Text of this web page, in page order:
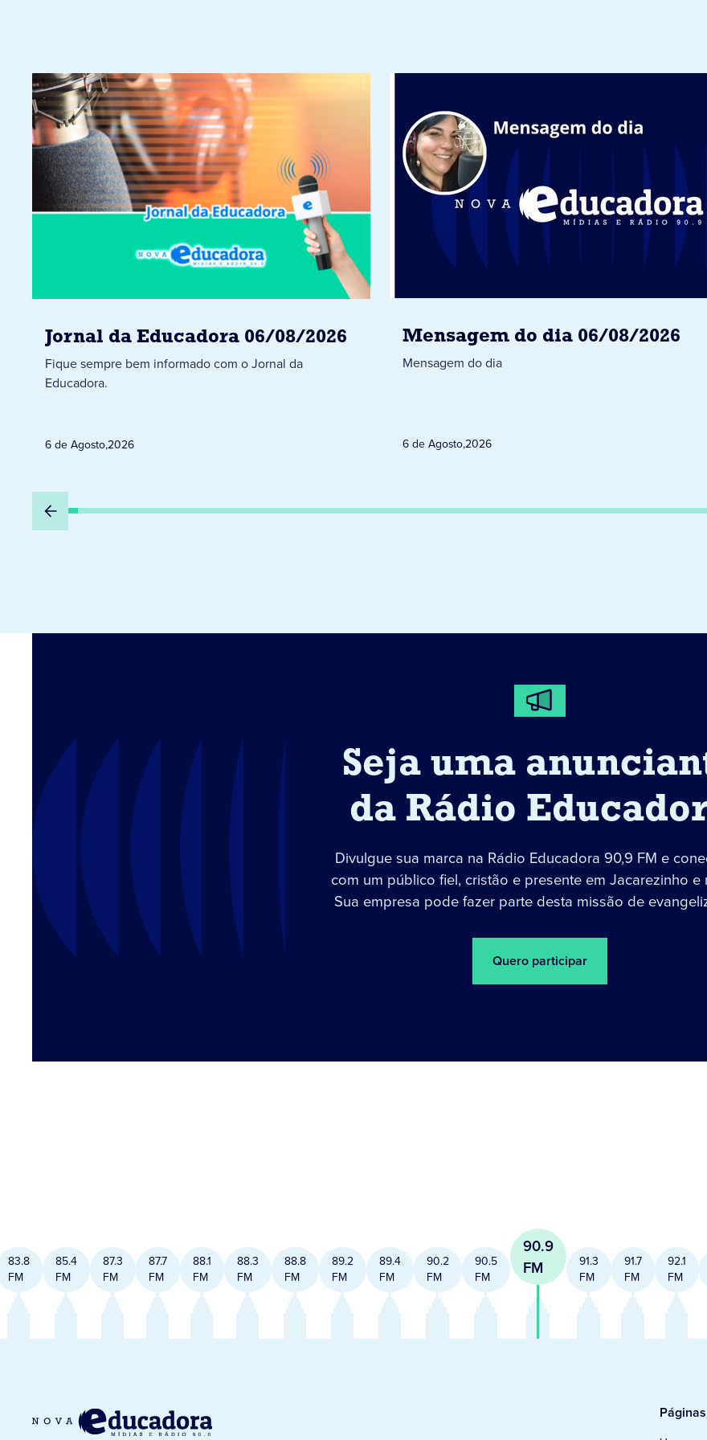
Jornal da Educadora 06/08/2026
Fique sempre bem informado com o Jornal da
Educadora.
6 de Agosto,2026
Mensagem do dia 06/08/2026
Mensagem do dia
6 de Agosto,2026
Seja uma
da Rádio
Divulgue sua marca na Rádio Educadora 90,9 FM e
com um público fiel, cristão e presente em Jacarezinho e
Sua empresa pode fazer parte desta missão de
Quero participar
83.8
FM
85.4
FM
87.3
FM
87.7
FM
88.1
FM
88.3
FM
88.8
FM
89.2
FM
89.4
FM
90.2
FM
90.5
FM
90.9
FM
91.3
FM
91.7
FM
92.1
FM
Páginas